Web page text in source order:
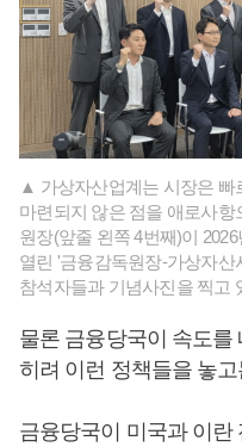
▲ 가상자산업계는 시장은 빠
마련되지 않은 점을 애로사
원장(앞줄 왼쪽 4번째)이
열린 '금융감독원장-가상자
참석자들과 기념사진을 찍고
물론 금융당국이 속도를
히려 이런 정책들을 놓
금융당국이 미국과 이란